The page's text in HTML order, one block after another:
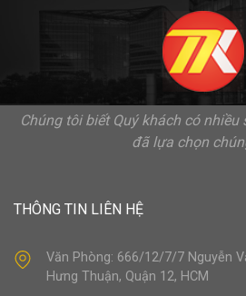
Chúng tôi biết Quý khách có
đã lựa chọn
THÔNG TIN LIÊN HỆ
Văn Phòng: 666/12/7/7 Nguyễn
Hưng Thuận, Quận 12, HCM